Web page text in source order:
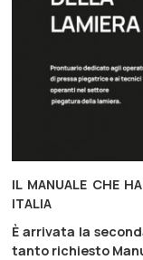
IL MANUALE CHE
ITALIA
È arrivata la
tanto richiesto